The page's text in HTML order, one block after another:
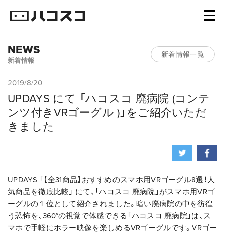
NEWS
新着情報
新着情報一覧
2019/8/20
UPDAYS にて 「ハコスコ 廃病院 (コンテ
ンツ付きVRゴーグル )」をご紹介いただ
きました
UPDAYS 「【全31商品】おすすめのスマホ用VRゴーグル8選！人
気商品を徹底比較」 にて、「ハコスコ 廃病院」がスマホ用VRゴ
ーグルの１位として紹介されました。暗い廃病院の中を彷徨
う恐怖を、360°の視覚で体感できる「ハコスコ 廃病院」は、ス
マホで手軽にホラー映像を楽しめるVRゴーグルです。VRゴー